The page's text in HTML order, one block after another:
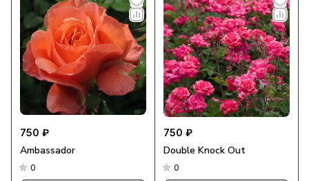
750 ₽
Ambassador
0
750 ₽
Double Knock Out
0